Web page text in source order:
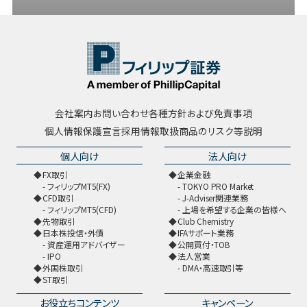
会社案内お問い合わせ各種方針および免責事項
個人情報保護宣言採用情報取扱商品のリスク等説明
個人向け
FX取引
フィリップMT5(FX)
CFD取引
フィリップMT5(CFD)
先物取引
日本株投信・外債
資産運用アドバイザー
IPO
外国株取引
ST取引
法人向け
企業金融
TOKYO PRO Market
J-Adviser関連業務
上場を希望する企業の皆様へ
Club Chemistry
IFAサポート業務
公開買付・TOB
法人営業
DMA・高速取引等
お役立ちコンテンツ キャンペーン